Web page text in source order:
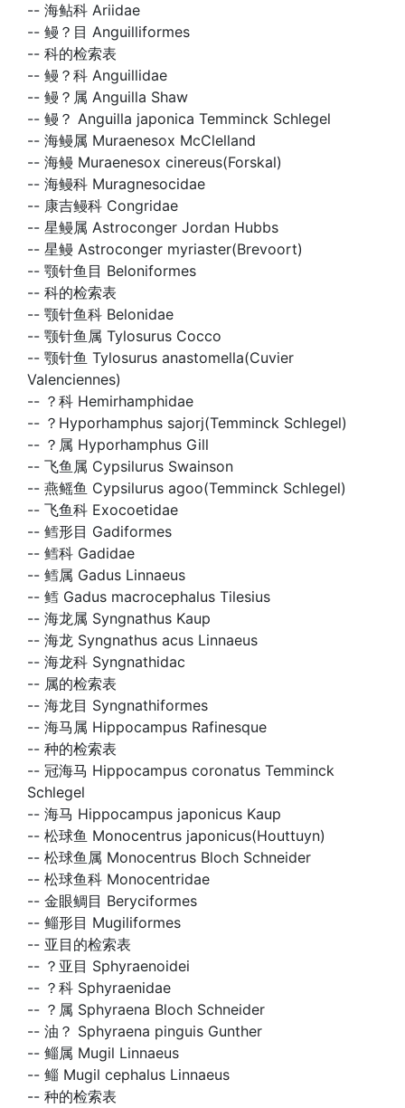
-- 海鲇科 Ariidae
-- 鳗？目 Anguilliformes
-- 科的检索表
-- 鳗？科 Anguillidae
-- 鳗？属 Anguilla Shaw
-- 鳗？ Anguilla japonica Temminck Schlegel
-- 海鳗属 Muraenesox McClelland
-- 海鳗 Muraenesox cinereus(Forskal)
-- 海鳗科 Muragnesocidae
-- 康吉鳗科 Congridae
-- 星鳗属 Astroconger Jordan Hubbs
-- 星鳗 Astroconger myriaster(Brevoort)
-- 颚针鱼目 Beloniformes
-- 科的检索表
-- 颚针鱼科 Belonidae
-- 颚针鱼属 Tylosurus Cocco
-- 颚针鱼 Tylosurus anastomella(Cuvier
Valenciennes)
-- ？科 Hemirhamphidae
-- ？Hyporhamphus sajorj(Temminck Schlegel)
-- ？属 Hyporhamphus Gill
-- 飞鱼属 Cypsilurus Swainson
-- 燕鳐鱼 Cypsilurus agoo(Temminck Schlegel)
-- 飞鱼科 Exocoetidae
-- 鳕形目 Gadiformes
-- 鳕科 Gadidae
-- 鳕属 Gadus Linnaeus
-- 鳕 Gadus macrocephalus Tilesius
-- 海龙属 Syngnathus Kaup
-- 海龙 Syngnathus acus Linnaeus
-- 海龙科 Syngnathidac
-- 属的检索表
-- 海龙目 Syngnathiformes
-- 海马属 Hippocampus Rafinesque
-- 种的检索表
-- 冠海马 Hippocampus coronatus Temminck
Schlegel
-- 海马 Hippocampus japonicus Kaup
-- 松球鱼 Monocentrus japonicus(Houttuyn)
-- 松球鱼属 Monocentrus Bloch Schneider
-- 松球鱼科 Monocentridae
-- 金眼鲷目 Beryciformes
-- 鲻形目 Mugiliformes
-- 亚目的检索表
-- ？亚目 Sphyraenoidei
-- ？科 Sphyraenidae
-- ？属 Sphyraena Bloch Schneider
-- 油？ Sphyraena pinguis Gunther
-- 鲻属 Mugil Linnaeus
-- 鲻 Mugil cephalus Linnaeus
-- 种的检索表